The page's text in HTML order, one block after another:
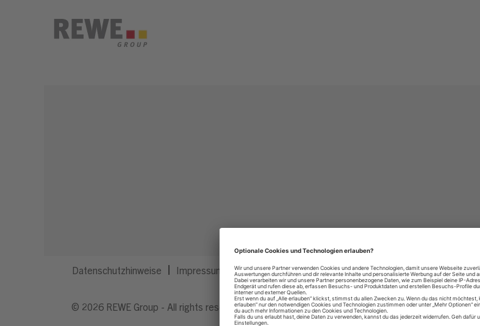
Datenschutzhinweise Impressum Privatsphäre-Einstellungen
© 2026 REWE Group - All rights reserved